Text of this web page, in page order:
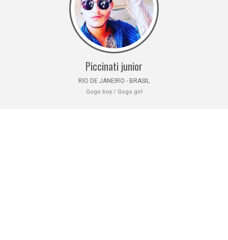
Piccinati junior
RIO DE JANEIRO - BRASIL
Gogo boy / Gogo girl